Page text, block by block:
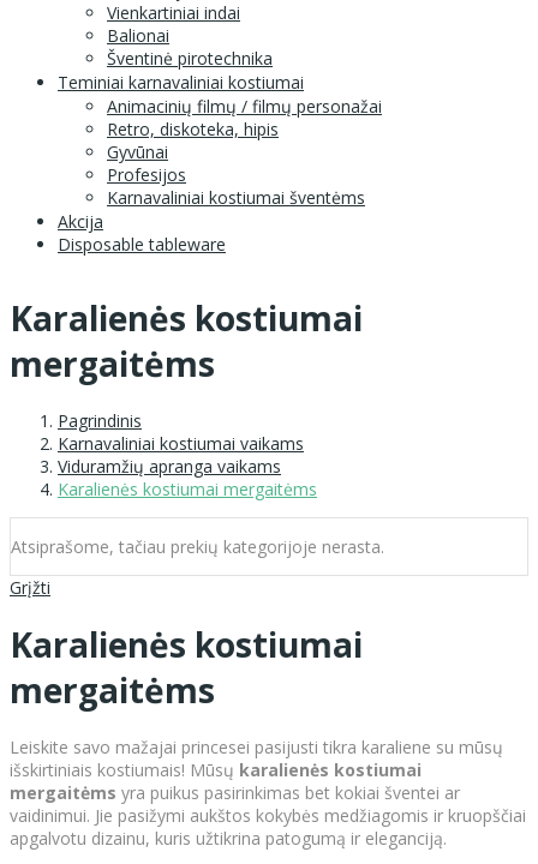
Vienkartiniai indai
Balionai
Šventinė pirotechnika
Teminiai karnavaliniai kostiumai
Animacinių filmų / filmų personažai
Retro, diskoteka, hipis
Gyvūnai
Profesijos
Karnavaliniai kostiumai šventėms
Akcija
Disposable tableware
Karalienės kostiumai
mergaitėms
Pagrindinis
Karnavaliniai kostiumai vaikams
Viduramžių apranga vaikams
Karalienės kostiumai mergaitėms
Atsiprašome, tačiau prekių kategorijoje nerasta.
Grįžti
Karalienės kostiumai
mergaitėms
Leiskite savo mažajai princesei pasijusti tikra karaliene su mūsų
išskirtiniais kostiumais! Mūsų karalienės kostiumai
mergaitėms yra puikus pasirinkimas bet kokiai šventei ar
vaidinimui. Jie pasižymi aukštos kokybės medžiagomis ir kruopščiai
apgalvotu dizainu, kuris užtikrina patogumą ir eleganciją.